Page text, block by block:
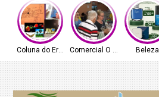
Coluna do ErnâniComercial O FerreiraBeleza